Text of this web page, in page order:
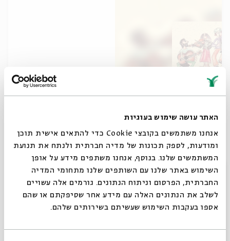
האתר עושה שימוש בעוגיות
אנחנו משתמשים בקובצי Cookie כדי להתאים אישית תוכן
ומודעות, לספק תכונות של מדיה חברתית ולנתח את תנועת
המשתמשים שלנו. בנוסף, אנחנו משתפים מידע על אופן
השימוש באתר שלנו עם השותפים שלנו מתחומי המדיה
החברתית, הפרסום וניתוח הנתונים. גורמים אלה עשויים
לשלב את הנתונים האלה עם מידע אחר שסיפקתם או שהם
אספו בעקבות השימוש שעשיתם בשירותים שלהם.
מוסיקה בשני - אמחייה
16.03
ג' | 20:00
סגור